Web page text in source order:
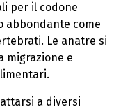
per il codone
abbondante come
Le anatre si
migrazione e
a diversi